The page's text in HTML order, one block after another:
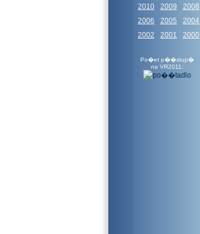
2010
2009 2008
2006
2005 2004
2002
2001 2000
Po�et p��stup�
na VR2011: